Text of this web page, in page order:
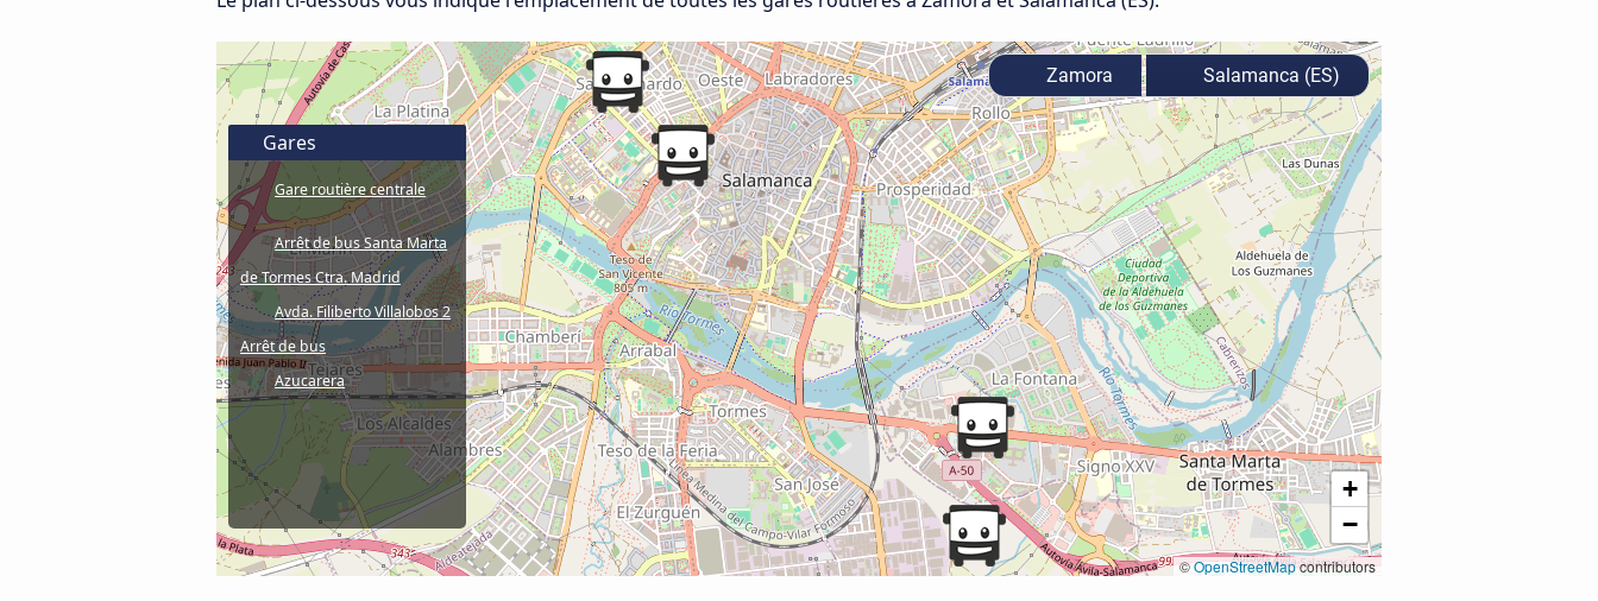
+
−
©OpenStreetMapcontributors
Gares
Gare routière centrale
Arrêt de bus Santa Marta
de Tormes Ctra. Madrid
Avda. Filiberto Villalobos 2
Arrêt de bus
Azucarera
Zamora Salamanca (ES)